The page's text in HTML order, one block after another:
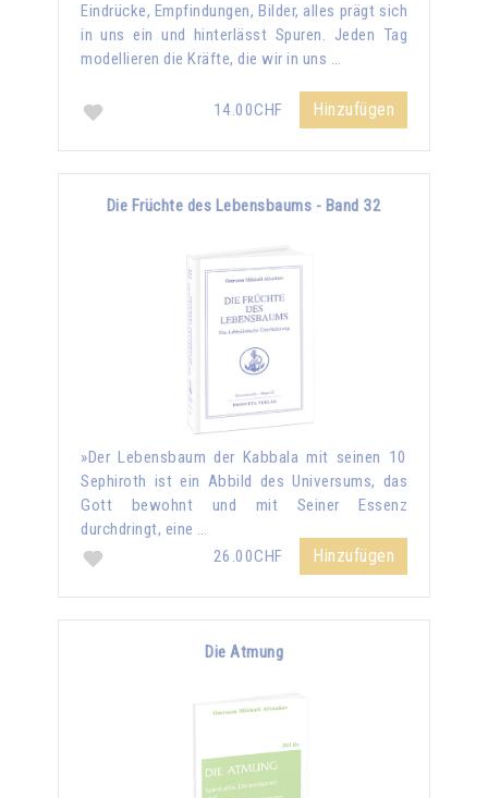
Eindrücke, Empfindungen, Bilder, alles prägt sich
in uns ein und hinterlässt Spuren. Jeden Tag
modellieren die Kräfte, die wir in uns …
14.00CHF Hinzufügen
Die Früchte des Lebensbaums - Band 32
»Der Lebensbaum der Kabbala mit seinen 10
Sephiroth ist ein Abbild des Universums, das
Gott bewohnt und mit Seiner Essenz
durchdringt, eine …
26.00CHF
Hinzufügen
Die Atmung